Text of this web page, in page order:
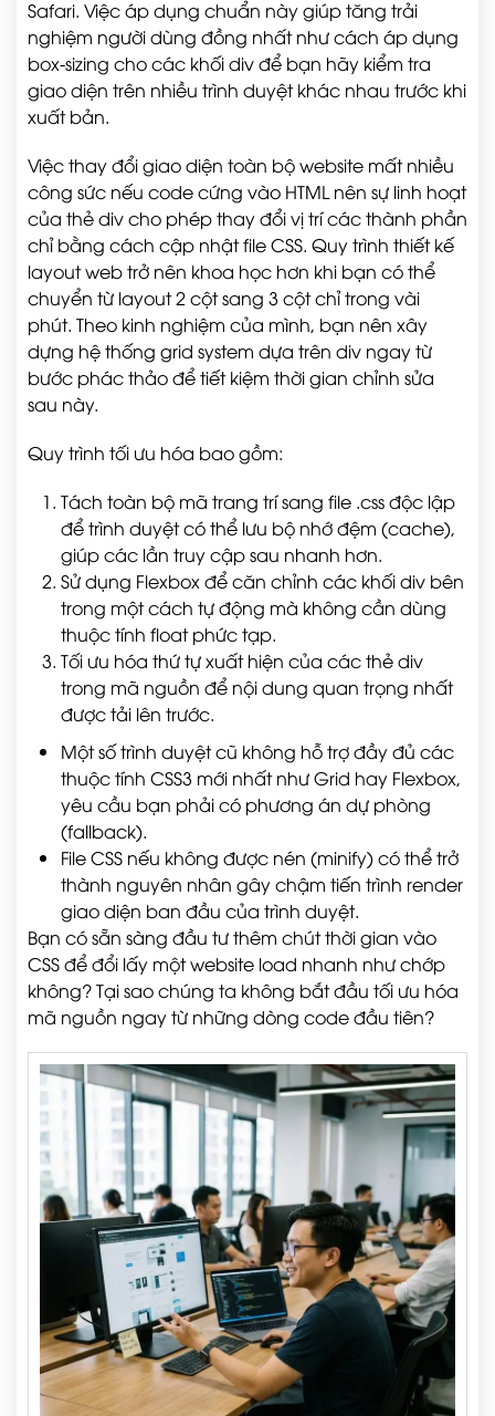
Safari. Việc áp dụng chuẩn này giúp tăng trải
nghiệm người dùng đồng nhất như cách áp dụng
box-sizing cho các khối div để bạn hãy kiểm tra
giao diện trên nhiều trình duyệt khác nhau trước khi
xuất bản.
Việc thay đổi giao diện toàn bộ website mất nhiều
công sức nếu code cứng vào HTML nên sự linh hoạt
của thẻ div cho phép thay đổi vị trí các thành phần
chỉ bằng cách cập nhật file CSS. Quy trình thiết kế
layout web trở nên khoa học hơn khi bạn có thể
chuyển từ layout 2 cột sang 3 cột chỉ trong vài
phút. Theo kinh nghiệm của mình, bạn nên xây
dựng hệ thống grid system dựa trên div ngay từ
bước phác thảo để tiết kiệm thời gian chỉnh sửa
sau này.
Quy trình tối ưu hóa bao gồm:
Tách toàn bộ mã trang trí sang file .css độc lập
để trình duyệt có thể lưu bộ nhớ đệm (cache),
giúp các lần truy cập sau nhanh hơn.
Sử dụng Flexbox để căn chỉnh các khối div bên
trong một cách tự động mà không cần dùng
thuộc tính float phức tạp.
Tối ưu hóa thứ tự xuất hiện của các thẻ div
trong mã nguồn để nội dung quan trọng nhất
được tải lên trước.
Một số trình duyệt cũ không hỗ trợ đầy đủ các
thuộc tính CSS3 mới nhất như Grid hay Flexbox,
yêu cầu bạn phải có phương án dự phòng
(fallback).
File CSS nếu không được nén (minify) có thể trở
thành nguyên nhân gây chậm tiến trình render
giao diện ban đầu của trình duyệt.
Bạn có sẵn sàng đầu tư thêm chút thời gian vào
CSS để đổi lấy một website load nhanh như chớp
không? Tại sao chúng ta không bắt đầu tối ưu hóa
mã nguồn ngay từ những dòng code đầu tiên?